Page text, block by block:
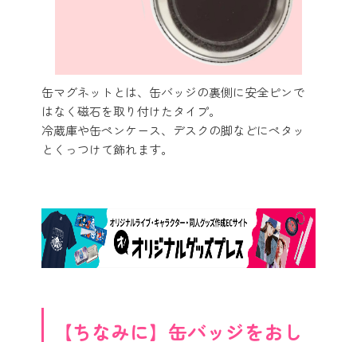
缶マグネットとは、缶バッジの裏側に安全ピンで
はなく磁石を取り付けたタイプ。
冷蔵庫や缶ペンケース、デスクの脚などにペタッ
とくっつけて飾れます。
【ちなみに】缶バッジをおし